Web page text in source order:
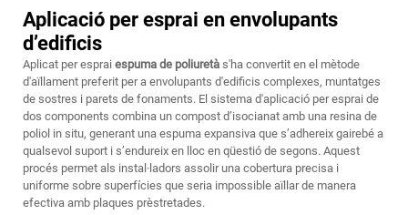
Aplicació per esprai en envolupants
d’edificis
Aplicat per esprai espuma de poliuretà s'ha convertit en el mètode
d'aïllament preferit per a envolupants d'edificis complexes, muntatges
de sostres i parets de fonaments. El sistema d'aplicació per esprai de
dos components combina un compost d’isocianat amb una resina de
poliol in situ, generant una espuma expansiva que s’adhereix gairebé a
qualsevol suport i s’endureix en lloc en qüestió de segons. Aquest
procés permet als instal·ladors assolir una cobertura precisa i
uniforme sobre superfícies que seria impossible aïllar de manera
efectiva amb plaques prèstretades.